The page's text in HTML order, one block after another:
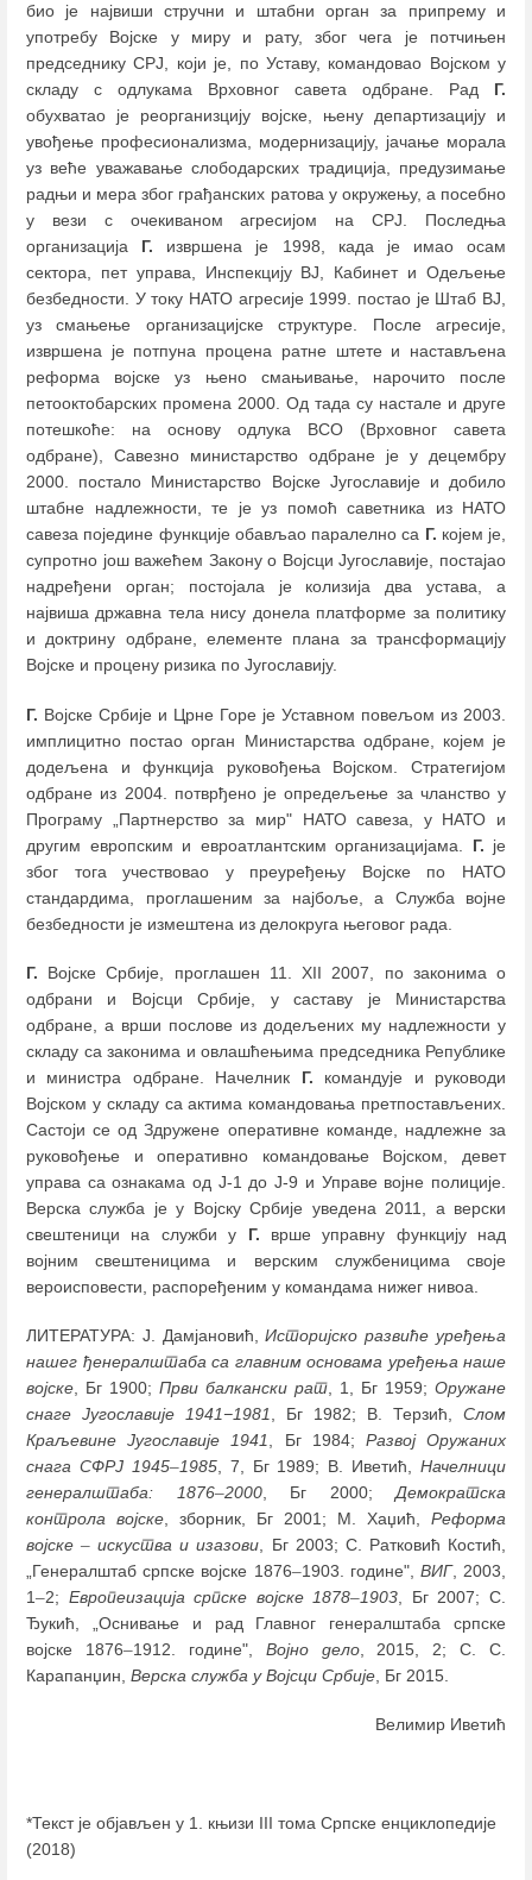
био је највиши стручни и штабни орган за припрему и
употребу Војске у миру и рату, због чега је потчињен
председнику СРЈ, који је, по Уставу, командовао Војском у
складу с одлукама Врховног савета одбране. Рад Г.
обухватао је реорганизцију војске, њену департизацију и
увођење професионализма, модернизацију, јачање морала
уз веће уважавање слободарских традиција, предузимање
радњи и мера због грађанских ратова у окружењу, а посебно
у вези с очекиваном агресијом на СРЈ. Последња
организација Г. извршена је 1998, када је имао осам
сектора, пет управа, Инспекцију ВЈ, Кабинет и Одељење
безбедности. У току НАТО агресије 1999. постао је Штаб ВЈ,
уз смањење организацијске структуре. После агресије,
извршена је потпуна процена ратне штете и настављена
реформа војске уз њено смањивање, нарочито после
петооктобарских промена 2000. Од тада су настале и друге
потешкоће: на основу одлука ВСО (Врховног савета
одбране), Савезно министарство одбране је у децембру
2000. постало Министарство Војске Југославије и добило
штабне надлежности, те је уз помоћ саветника из НАТО
савеза поједине функције обављао паралелно са Г. којем је,
супротно још важећем Закону о Војсци Југославије, постајао
надређени орган; постојала је колизија два устава, а
највиша државна тела нису донела платформе за политику
и доктрину одбране, елементе плана за трансформацију
Војске и процену ризика по Југославију.
Г. Војске Србије и Црне Горе је Уставном повељом из 2003.
имплицитно постао орган Министарства одбране, којем је
додељена и функција руковођења Војском. Стратегијом
одбране из 2004. потврђено је опредељење за чланство у
Програму „Партнерство за мир" НАТО савеза, у НАТО и
другим европским и евроатлантским организацијама. Г. је
због тога учествовао у преуређењу Војске по НАТО
стандардима, проглашеним за најбоље, а Служба војне
безбедности је измештена из делокруга његовог рада.
Г. Војске Србије, проглашен 11. XII 2007, по законима о
одбрани и Војсци Србије, у саставу је Министарства
одбране, а врши послове из додељених му надлежности у
складу са законима и овлашћењима председника Републике
и министра одбране. Начелник Г. командује и руководи
Војском у складу са актима командовања претпостављених.
Састоји се од Здружене оперативне команде, надлежне за
руковођење и оперативно командовање Војском, девет
управа са ознакама од Ј-1 до Ј-9 и Управе војне полиције.
Верска служба је у Војску Србије уведена 2011, а верски
свештеници на служби у Г. врше управну функцију над
војним свештеницима и верским службеницима своје
вероисповести, распоређеним у командама нижег нивоа.
ЛИТЕРАТУРА: Ј. Дамјановић,Историјско развиће уређења
нашег ђенералштаба са главним основама уређења наше
војске , Бг 1900; Први балкански рат , 1, Бг 1959; Оружане
снаге Југославије 1941−1981
, Бг 1982; В. Терзић, Слом
Краљевине Југославије 1941
, Бг 1984; Развој Оружаних
снага СФРЈ 1945–1985, 7, Бг 1989; В. Иветић, Начелници
генералштаба: 1876–2000, Бг 2000; Демократска
контрола војске , зборник, Бг 2001; М. Хаџић, Реформа
војске– искуства и изазови , Бг 2003; С. Ратковић Костић,
„Генералштаб српске војске 1876–1903. године", ВИГ, 2003,
1–2; Европеизација српске војске 1878–1903 , Бг 2007; С.
Ђукић, „Оснивање и рад Главног генералштаба српске
војске 1876–1912. године", Војно дело, 2015, 2; С. С.
Карапанџин, Верска служба у Војсци Србије , Бг 2015.
Велимир Иветић
*Текст је објављен у 1. књизи III тома Српске енциклопедије
(2018)